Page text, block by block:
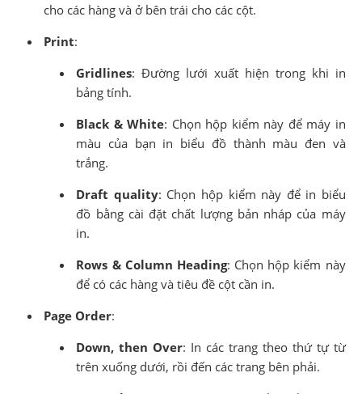
cho các hàng và ở bên trái cho các cột.
Print:
Gridlines: Đường lưới xuất hiện trong khi in
bảng tính.
Black & White: Chọn hộp kiểm này để máy in
màu của bạn in biểu đồ thành màu đen và
trắng.
Draft quality: Chọn hộp kiểm này để in biểu
đồ bằng cài đặt chất lượng bản nháp của máy
in.
Rows & Column Heading: Chọn hộp kiểm này
để có các hàng và tiêu đề cột cần in.
Page Order:
Down, then Over: In các trang theo thứ tự từ
trên xuống dưới, rồi đến các trang bên phải.